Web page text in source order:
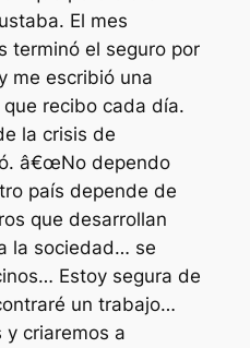
El mes
terminó el seguro por
me escribió una
recibo cada día.
la crisis de
â€œNo dependo
país depende de
que desarrollan
la sociedad… se
Estoy segura de
un trabajo…
y criaremos a